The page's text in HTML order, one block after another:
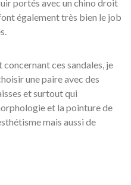
portés avec un chino droit
également très bien le job
ces sandales, je
une paire avec des
et surtout qui
et la pointure de
mais aussi de